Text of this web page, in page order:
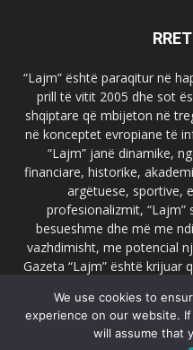
“Lajm” është paraqitur në
prill të vitit 2005 dhe sot
shqiptare që mbijeton në
në konceptet evropiane të
“Lajm” janë dinamike,
financiare, historike,
argëtuese, sportive,
profesionalizmit,
besueshme dhe më me
vazhdimisht, me potencial
Gazeta “Lajm” është
faqja zyrtare e gazetës
ndër portalet më
We use cookies to
experience on our website.
will assume that